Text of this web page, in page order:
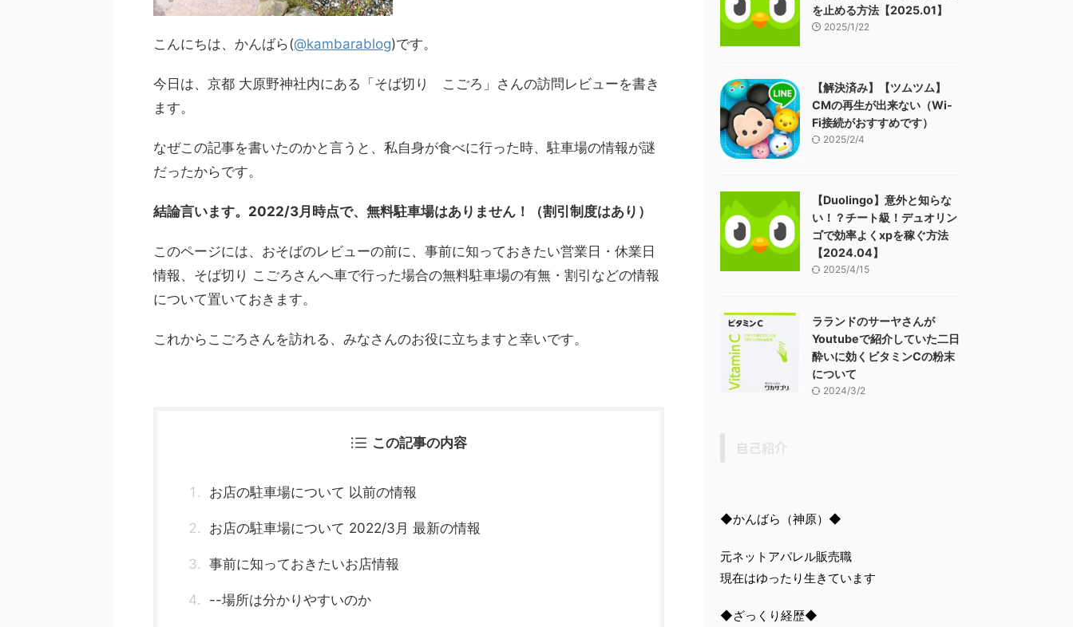
こんにちは、かんばら(@kambarablog)です。
今日は、京都 大原野神社内にある「そば切り こごろ」さんの訪問レビューを書き
ます。
なぜこの記事を書いたのかと言うと、私自身が食べに行った時、駐車場の情報が謎
だったからです。
結論言います。2022/3月時点で、無料駐車場はありません！（割引制度はあり）
このページには、おそばのレビューの前に、事前に知っておきたい営業日・休業日
情報、そば切り こごろさんへ車で行った場合の無料駐車場の有無・割引などの情報
について置いておきます。
これからこごろさんを訪れる、みなさんのお役に立ちますと幸いです。
この記事の内容
お店の駐車場について 以前の情報
お店の駐車場について 2022/3月 最新の情報
事前に知っておきたいお店情報
--場所は分かりやすいのか
を止める方法【2025.01】
2025/1/22
【解決済み】【ツムツム】
CMの再生が出来ない（Wi-
Fi接続がおすすめです）
2025/2/4
【Duolingo】意外と知らな
い！？チート級！デュオリン
ゴで効率よくxpを稼ぐ方法
【2024.04】
2025/4/15
ラランドのサーヤさんが
Youtubeで紹介していた二日
酔いに効くビタミンCの粉末
について
2024/3/2
◆かんばら（神原）◆
元ネットアパレル販売職
現在はゆったり生きています
◆ざっくり経歴◆